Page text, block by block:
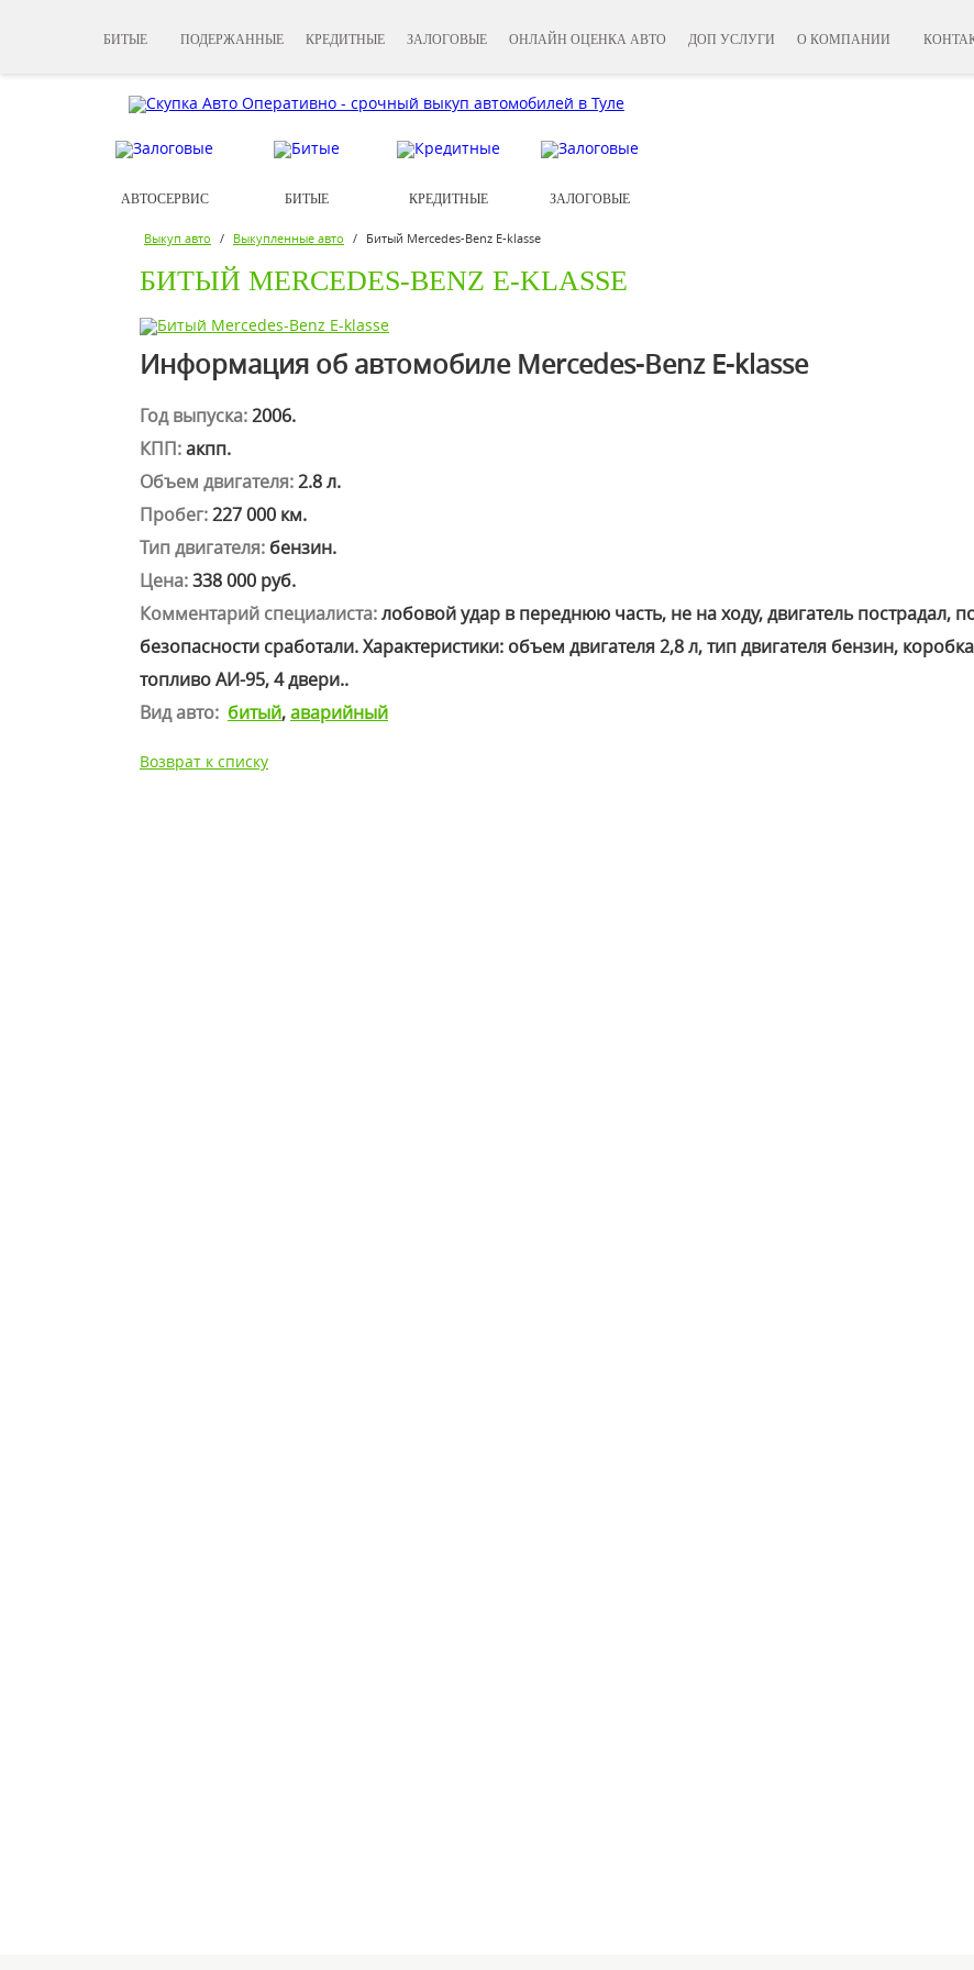
БИТЫЕ ПОДЕРЖАННЫЕ КРЕДИТНЫЕ ЗАЛОГОВЫЕ ОНЛАЙН ОЦЕНКА АВТО ДОП УСЛУГИ О КОМПАНИИ
АВТОСЕРВИС БИТЫЕ КРЕДИТНЫЕ ЗАЛОГОВЫЕ
Выкуп авто / Выкупленные авто / Битый Mercedes-Benz Е-klasse
БИТЫЙ MERCEDES-BENZ Е-KLASSE
Информация об автомобиле Mercedes-Benz Е-klasse
Год выпуска:2006.
КПП:акпп.
Объем двигателя:2.8 л.
Пробег:227 000 км.
Тип двигателя: бензин.
Цена:338 000 руб.
Комментарий специалиста:лобовой удар в переднюю часть, не на ходу, двигатель пострадал,
безопасности сработали. Характеристики: объем двигателя 2,8 л, тип двигателя бензин,
топливо АИ-95, 4 двери..
Вид авто: битый,аварийный
Возврат к списку